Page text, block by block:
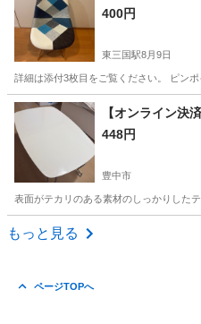
400円
東三国駅8月9日
詳細は添付3枚目をご覧ください。 ピン
大阪 大阪市 東三国駅 椅子
【オンライン
448円
豊中市
表面がテカリのある素材のしっかりした
大阪 豊中市
もっと見る
ページTOPへ